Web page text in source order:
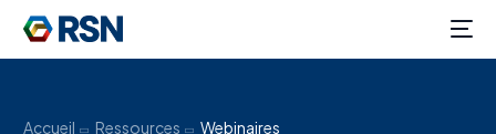
Accueil Ressources Webinaires